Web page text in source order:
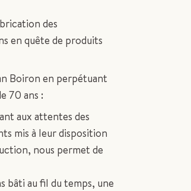
des
en quête de produits
Boiron en perpétuant
70 ans :
aux attentes des
mis à leur disposition
nous permet de
bâti au fil du temps, une